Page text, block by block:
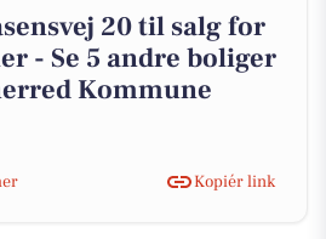
20 til salg for
- Se 5 andre boliger
Kommune
Kopiér link